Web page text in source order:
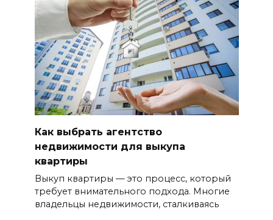
Как выбрать агентство
недвижимости для выкупа
квартиры
Выкуп квартиры — это процесс, который
требует внимательного подхода. Многие
владельцы недвижимости, сталкиваясь